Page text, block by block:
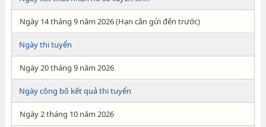
Ngày 14 tháng 9 năm 2026 (Hạn cần gửi đến trước)
Ngày thi tuyển
Ngày 20 tháng 9 năm 2026
Ngày công bố kết quả thi tuyển
Ngày 2 tháng 10 năm 2026